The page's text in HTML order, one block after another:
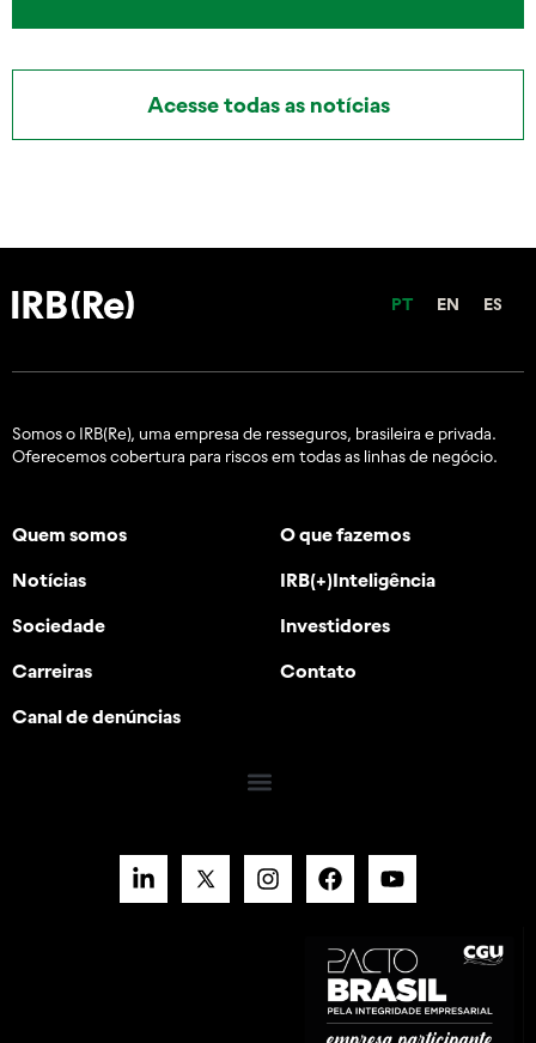
Acesse todas as notícias
PT EN ES
Somos o IRB(Re), uma empresa de resseguros, brasileira e privada.
Oferecemos cobertura para riscos em todas as linhas de negócio.
Quem somos O que fazemos
Notícias IRB(+)Inteligência
Sociedade Investidores
Carreiras Contato
Canal de denúncias